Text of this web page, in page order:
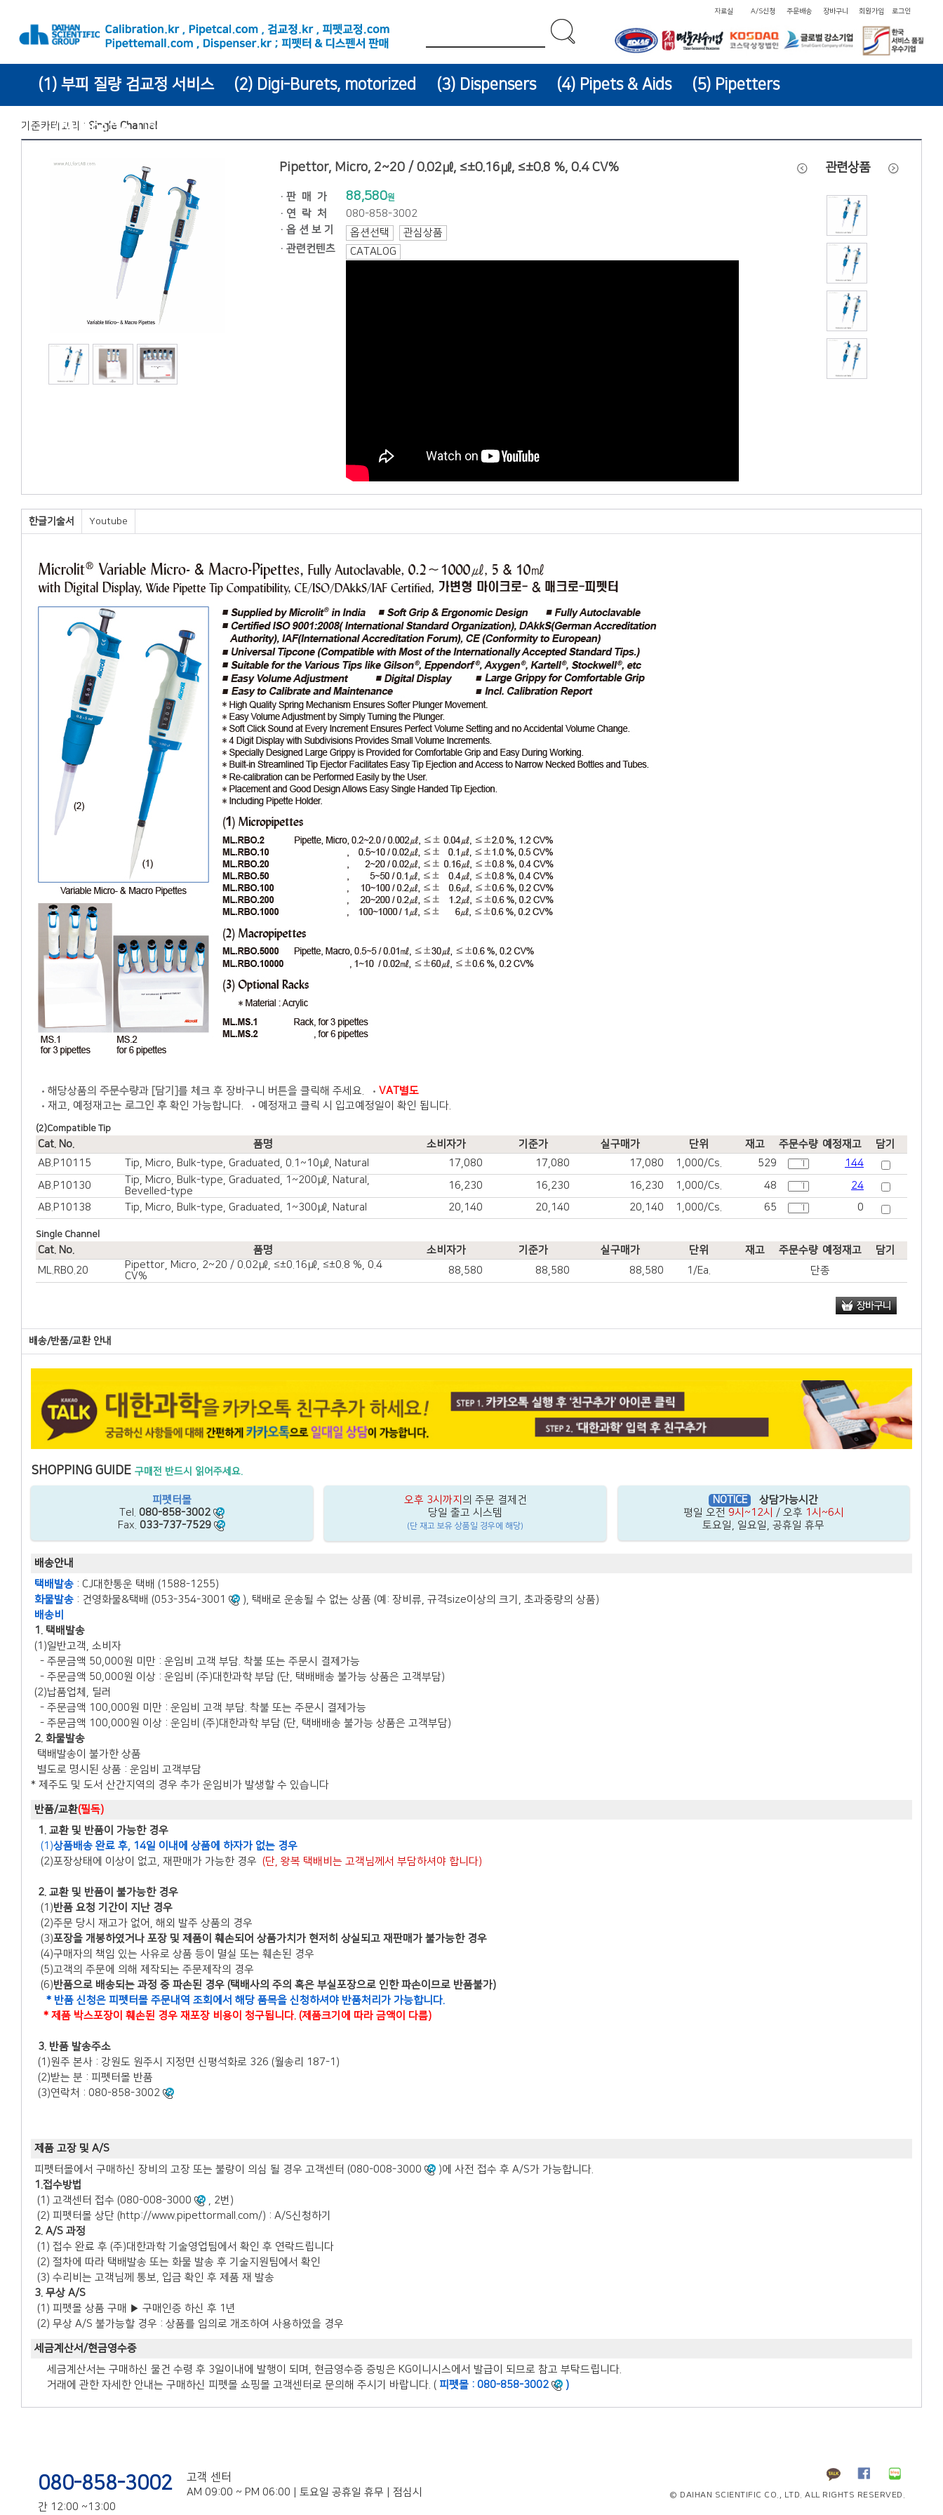
로그인
회원가입
장바구니
주문배송
A/S신청
자료실
(1) 부피 질량 검교정 서비스 (2) Digi-Burets, motorized (3) Dispensers (4) Pipets & Aids (5) Pipetters
(6) Pipette Tips
기준카테고리 : Single Channel
Pipettor, Micro, 2~20 / 0.02㎕, ≤±0.16㎕, ≤±0.8 %, 0.4 CV%
· 판 매 가 88,580원
· 연 락 처
080-858-3002
· 옵 션 보 기
옵션선택
관심상품
· 관련컨텐츠 CATALOG
관련상품
한글기술서 Youtube
해당상품의 주문수량과 [담기]를 체크 후 장바구니 버튼을 클릭해 주세요.
VAT별도
재고, 예정재고는 로그인 후 확인 가능합니다. 예정재고 클릭 시 입고예정일이 확인 됩니다.
(2)Compatible Tip
Cat. No. 품명 소비자가 기준가 실구매가 단위 재고 주문수량 예정재고
담기
AB.P10115
Tip, Micro, Bulk-type, Graduated, 0.1~10㎕, Natural 17,080 17,080 17,080 1,000/Cs. 529
144
AB.P10130
Tip, Micro, Bulk-type, Graduated, 1~200㎕, Natural,
Bevelled-type
16,230 16,230 16,230 1,000/Cs. 48
24
AB.P10138
Tip, Micro, Bulk-type, Graduated, 1~300㎕, Natural 20,140 20,140 20,140 1,000/Cs. 65 0
Single Channel
Cat. No. 품명 소비자가 기준가 실구매가 단위 재고 주문수량 예정재고
담기
ML.RBO.20
Pipettor, Micro, 2~20 / 0.02㎕, ≤±0.16㎕, ≤±0.8 %, 0.4
CV%
88,580 88,580 88,580 1/Ea. 단종
배송/반품/교환 안내
SHOPPING GUIDE 구매전 반드시 읽어주세요.
피펫터몰
Tel. 080-858-3002
Fax. 033-737-7529
오후 3시까지 의 주문 결제건
당일 출고 시스템
(단 재고 보유 상품일 경우에 해당)
NOTICE
상담가능시간
평일 오전 9시~12시 / 오후 1시~6시
토요일, 일요일, 공휴일 휴무
배송안내
택배발송 : CJ대한통운 택배 (1588-1255)
화물발송 : 건영화물&택배 (053-354-3001
), 택배로 운송될 수 없는 상품 (예: 장비류, 규격size이상의 크기, 초과중량의 상품)
배송비
1. 택배발송
(1)일반고객, 소비자
- 주문금액 50,000원 미만 : 운임비 고객 부담. 착불 또는 주문시 결제가능
- 주문금액 50,000원 이상 : 운임비 (주)대한과학 부담 (단, 택배배송 불가능 상품은 고객부담)
(2)납품업체, 딜러
- 주문금액 100,000원 미만 : 운임비 고객 부담. 착불 또는 주문시 결제가능
- 주문금액 100,000원 이상 : 운임비 (주)대한과학 부담 (단, 택배배송 불가능 상품은 고객부담)
2. 화물발송
택배발송이 불가한 상품
별도로 명시된 상품 : 운임비 고객부담
* 제주도 및 도서 산간지역의 경우 추가 운임비가 발생할 수 있습니다
반품/교환(필독)
1. 교환 및 반품이 가능한 경우
(1)상품배송 완료 후, 14일 이내에 상품에 하자가 없는 경우
(2)포장상태에 이상이 없고, 재판매가 가능한 경우 (단, 왕복 택배비는 고객님께서 부담하셔야 합니다)
2. 교환 및 반품이 불가능한 경우
(1)반품 요청 기간이 지난 경우
(2)주문 당시 재고가 없어, 해외 발주 상품의 경우
(3)포장을 개봉하였거나 포장 및 제품이 훼손되어 상품가치가 현저히 상실되고 재판매가 불가능한 경우
(4)구매자의 책임 있는 사유로 상품 등이 멸실 또는 훼손된 경우
(5)고객의 주문에 의해 제작되는 주문제작의 경우
(6)반품으로 배송되는 과정 중 파손된 경우 (택배사의 주의 혹은 부실포장으로 인한 파손이므로 반품불가)
* 반품 신청은 피펫터몰 주문내역 조회에서 해당 품목을 신청하셔야 반품처리가 가능합니다.
* 제품 박스포장이 훼손된 경우 재포장 비용이 청구됩니다. (제품크기에 따라 금액이 다름)
3. 반품 발송주소
(1)원주 본사 : 강원도 원주시 지정면 신평석화로 326 (월송리 187-1)
(2)받는 분 : 피펫터몰 반품
(3)연락처 : 080-858-3002
제품 고장 및 A/S
피펫터몰에서 구매하신 장비의 고장 또는 불량이 의심 될 경우 고객센터 (080-008-3000
)에 사전 접수 후 A/S가 가능합니다.
1.접수방법
(1) 고객센터 접수 (080-008-3000
, 2번)
(2) 피펫터몰 상단 (http://www.pipettormall.com/) : A/S신청하기
2. A/S 과정
(1) 접수 완료 후 (주)대한과학 기술영업팀에서 확인 후 연락드립니다
(2) 절차에 따라 택배발송 또는 화물 발송 후 기술지원팀에서 확인
(3) 수리비는 고객님께 통보, 입금 확인 후 제품 재 발송
3. 무상 A/S
(1) 피펫몰 상품 구매 ▶ 구매인증 하신 후 1년
(2) 무상 A/S 불가능할 경우 : 상품를 임의로 개조하여 사용하였을 경우
세금계산서/현금영수증
• 세금계산서는 구매하신 물건 수령 후 3일이내에 발행이 되며, 현금영수증 증빙은 KG이니시스에서 발급이 되므로 참고 부탁드립니다.
• 거래에 관한 자세한 안내는 구매하신 피펫몰 쇼핑몰 고객센터로 문의해 주시기 바랍니다. ( 피펫몰 : 080-858-3002 )
080-858-3002 고객 센터
AM 09:00 ~ PM 06:00 | 토요일 공휴일 휴무 | 점심시
간 12:00 ~13:00
© DAIHAN SCIENTIFIC CO., LTD. ALL RIGHTS RESERVED.